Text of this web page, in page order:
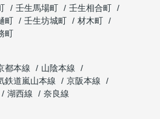
壬生馬場町
壬生相合町
町 壬生坊城町
材木町
町
都本線
山陰本線
鉄道嵐山本線
京阪本線
湖西線
奈良線